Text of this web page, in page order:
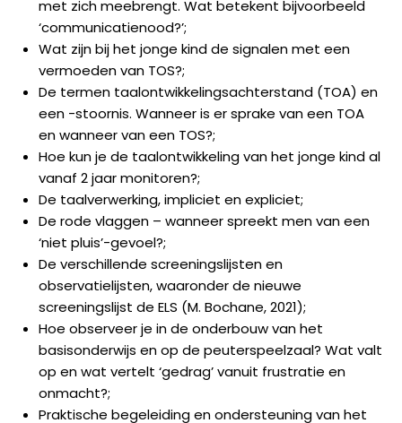
met zich meebrengt. Wat betekent bijvoorbeeld
‘communicatienood?’;
Wat zijn bij het jonge kind de signalen met een
vermoeden van TOS?;
De termen taalontwikkelingsachterstand (TOA) en
een -stoornis. Wanneer is er sprake van een TOA
en wanneer van een TOS?;
Hoe kun je de taalontwikkeling van het jonge kind al
vanaf 2 jaar monitoren?;
De taalverwerking, impliciet en expliciet;
De rode vlaggen – wanneer spreekt men van een
‘niet pluis’-gevoel?;
De verschillende screeningslijsten en
observatielijsten, waaronder de nieuwe
screeningslijst de ELS (M. Bochane, 2021);
Hoe observeer je in de onderbouw van het
basisonderwijs en op de peuterspeelzaal? Wat valt
op en wat vertelt ‘gedrag’ vanuit frustratie en
onmacht?;
Praktische begeleiding en ondersteuning van het